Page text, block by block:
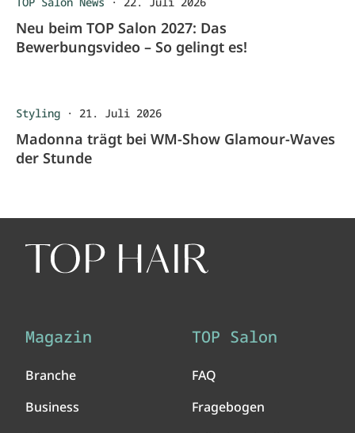
Neu beim TOP Salon 2027: Das
Bewerbungsvideo – So gelingt es!
Styling · 21. Juli 2026
Madonna trägt bei WM-Show Glamour-Waves
der Stunde
Magazin
Branche
Business
TOP Salon
FAQ
Fragebogen